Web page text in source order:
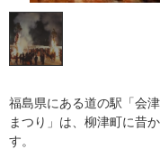
福島県にある道の駅「会
まつり」は、柳津町に昔
す。